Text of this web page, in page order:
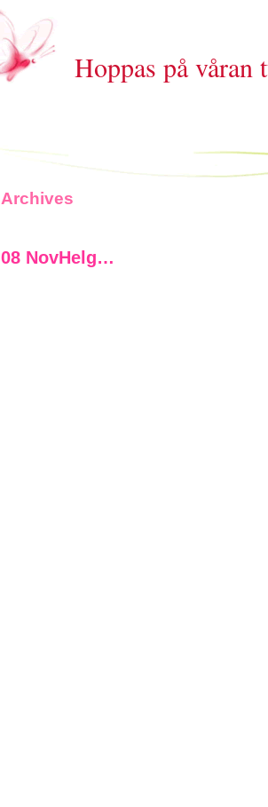
Hoppas på våran
Archives
08 NovHelg…